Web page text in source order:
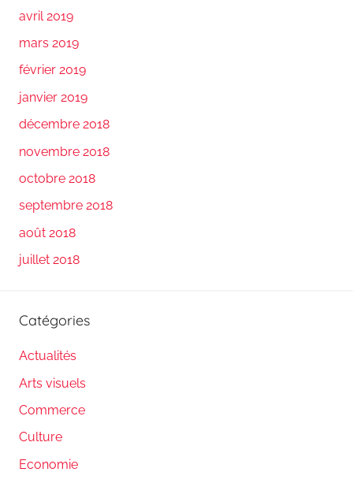
avril 2019
mars 2019
février 2019
janvier 2019
décembre 2018
novembre 2018
octobre 2018
septembre 2018
août 2018
juillet 2018
Catégories
Actualités
Arts visuels
Commerce
Culture
Economie